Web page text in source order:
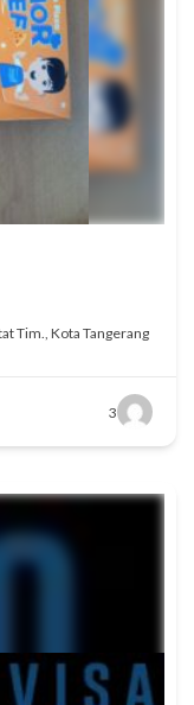
Tim., Kota Tangerang
3